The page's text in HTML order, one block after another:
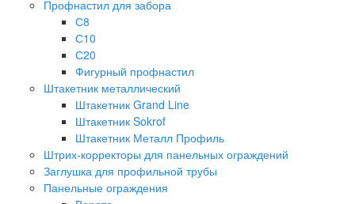
Профнастил для забора
С8
С10
С20
Фигурный профнастил
Штакетник металлический
Штакетник Grand Line
Штакетник Sokrof
Штакетник Металл Профиль
Штрих-корректоры для панельных ограждений
Заглушка для профильной трубы
Панельные ограждения